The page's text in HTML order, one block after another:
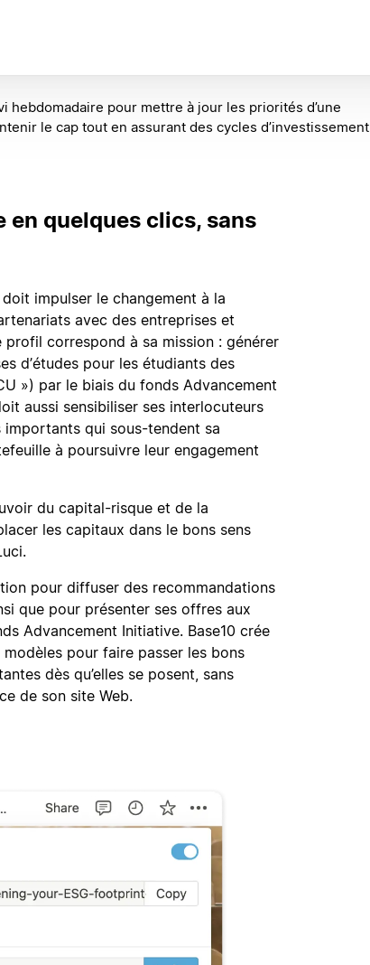
pour mettre à jour les priorités d’une
le cap tout en assurant des cycles d’investissement
quelques clics, sans
impulser le changement à la
avec des entreprises et
correspond à sa mission : générer
d’études pour les étudiants des
») par le biais du fonds Advancement
aussi sensibiliser ses interlocuteurs
qui sous-tendent sa
à poursuivre leur engagement
du capital-risque et de la
les capitaux dans le bons sens
pour diffuser des recommandations
que pour présenter ses offres aux
Advancement Initiative. Base10 crée
pour faire passer les bons
dès qu’elles se posent, sans
de son site Web.